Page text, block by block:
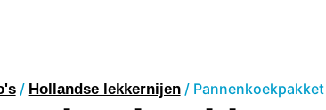
/ Hollandse lekkernijen/ Pannenkoekpakket